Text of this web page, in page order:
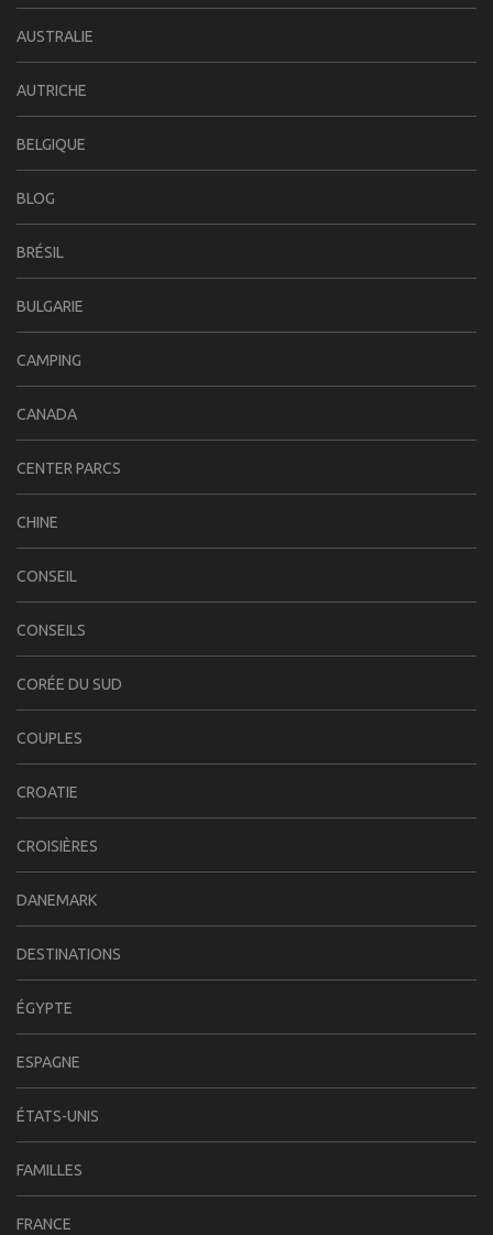
AUSTRALIE
AUTRICHE
BELGIQUE
BLOG
BRÉSIL
BULGARIE
CAMPING
CANADA
CENTER PARCS
CHINE
CONSEIL
CONSEILS
CORÉE DU SUD
COUPLES
CROATIE
CROISIÈRES
DANEMARK
DESTINATIONS
ÉGYPTE
ESPAGNE
ÉTATS-UNIS
FAMILLES
FRANCE